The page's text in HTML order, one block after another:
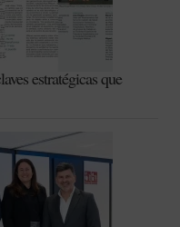
estratégicas que